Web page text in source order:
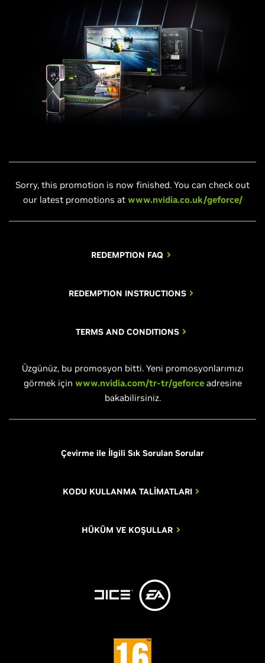
Sorry, this promotion is now finished. You can check out
our latest promotions at www.nvidia.co.uk/geforce/
REDEMPTION FAQ
REDEMPTION INSTRUCTIONS
TERMS AND CONDITIONS
Üzgünüz, bu promosyon bitti. Yeni promosyonlarımızı
görmek için www.nvidia.com/tr-tr/geforceadresine
bakabilirsiniz.
Çevirme ile İlgili Sık Sorulan Sorular
KODU KULLANMA TALİMATLARI
HÜKÜM VE KOŞULLAR